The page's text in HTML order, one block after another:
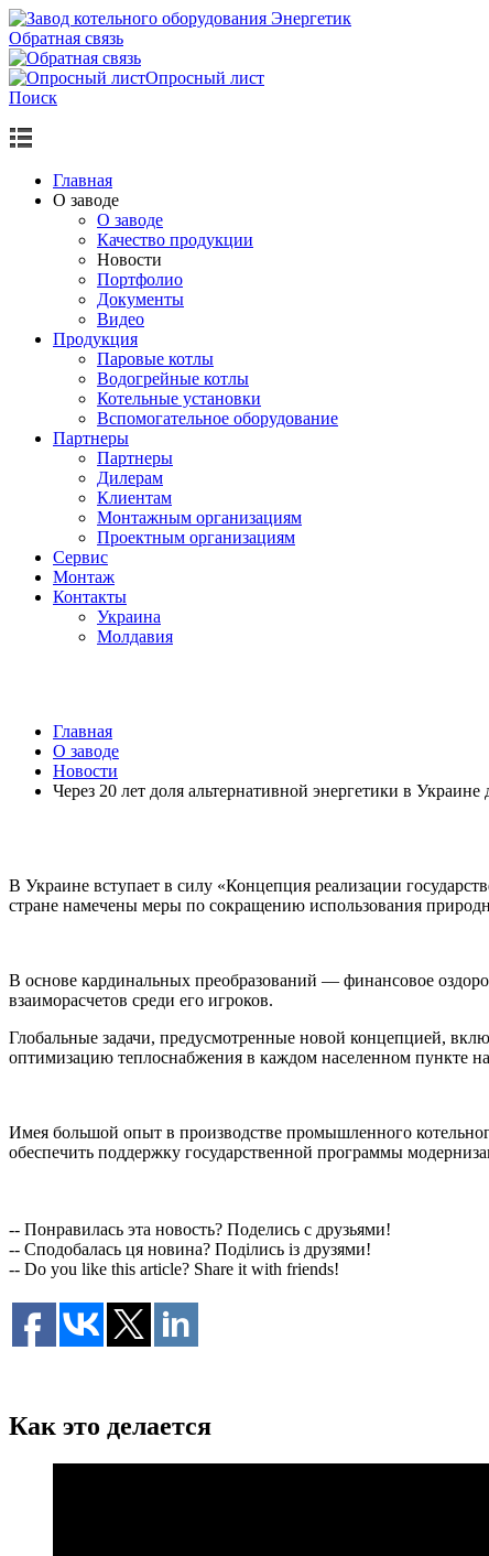
Обратная связь
Опросный лист
Поиск
Главная
О заводе
О заводе
Качество продукции
Новости
Портфолио
Документы
Видео
Продукция
Паровые котлы
Водогрейные котлы
Котельные установки
Вспомогательное оборудование
Партнеры
Партнеры
Дилерам
Клиентам
Монтажным организациям
Проектным организациям
Сервис
Монтаж
Контакты
Украина
Молдавия
Главная
О заводе
Новости
Через 20 лет доля альтернативной энергетики в Украине
В Украине вступает в силу «Концепция реализации
стране намечены меры по сокращению использования
В основе кардинальных преобразований — финансовое
взаиморасчетов среди его игроков.
Глобальные задачи, предусмотренные новой концепцией,
оптимизацию теплоснабжения в каждом населенном пункте
Имея большой опыт в производстве промышленного
обеспечить поддержку государственной программы
-- Понравилась эта новость? Поделись с друзьями!
-- Сподобалась ця новина? Поділись із друзями!
-- Do you like this article? Share it with friends!
Как это делается